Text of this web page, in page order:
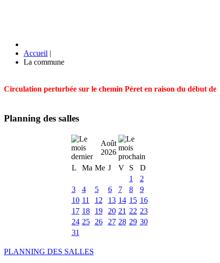
Accueil |
La commune
Circulation perturbée sur le chemin Péret en raison du début
Planning des salles
Août
2026
L
Ma Me J V S
D
1
2
3
4 5 6 7 8
9
10 11 12 13 14 15 16
17 18 19 20 21 22 23
24 25 26 27 28 29 30
31
PLANNING DES SALLES